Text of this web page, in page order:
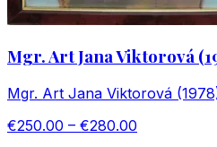
Mgr. Art Jana Viktorová
Mgr. Art Jana Viktorová
€250.00 – €280.00